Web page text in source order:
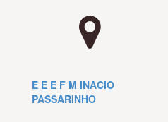
E E E F M INACIO
PASSARINHO